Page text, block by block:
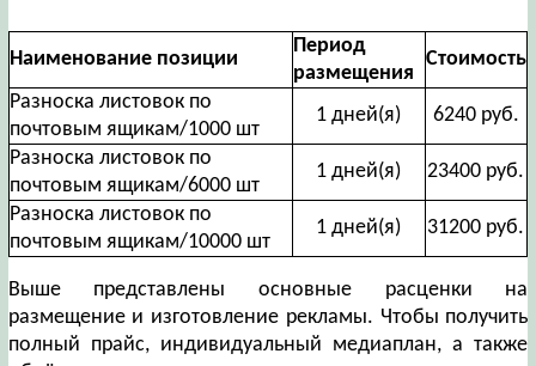
Наименование позиции
Период
размещения
Стоимость
Разноска листовок по
почтовым ящикам/1000 шт
1 дней(я)
6240 руб.
Разноска листовок по
почтовым ящикам/6000 шт
1 дней(я)
23400 руб.
Разноска листовок по
почтовым ящикам/10000 шт
1 дней(я) 31200 руб.
Выше представлены основные расценки на
размещение и изготовление рекламы. Чтобы получить
полный прайс, индивидуальный медиаплан, а также